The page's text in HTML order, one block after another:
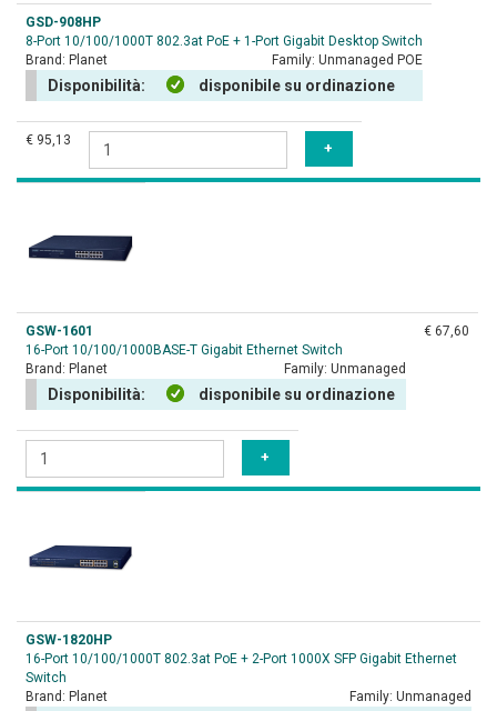
GSD-908HP
8-Port 10/100/1000T 802.3at PoE + 1-Port Gigabit Desktop Switch
Brand: Planet Family: Unmanaged POE
Disponibilità: disponibile su ordinazione
€ 95,13
GSW-1601
16-Port 10/100/1000BASE-T Gigabit Ethernet Switch
Brand: Planet Family: Unmanaged
Disponibilità: disponibile su ordinazione
€ 67,60
GSW-1820HP
16-Port 10/100/1000T 802.3at PoE + 2-Port 1000X SFP Gigabit Ethernet
Switch
Brand: Planet Family: Unmanaged